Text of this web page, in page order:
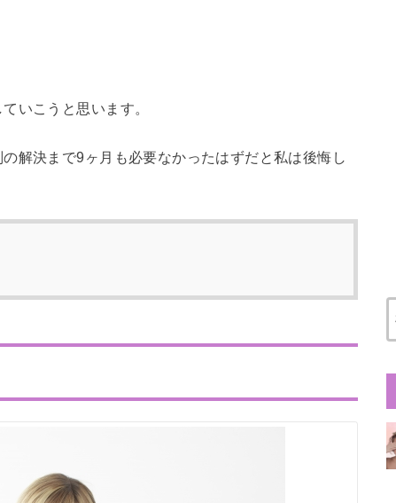
いこうと思います。
解決まで9ヶ月も必要なかったはずだと私は後悔し